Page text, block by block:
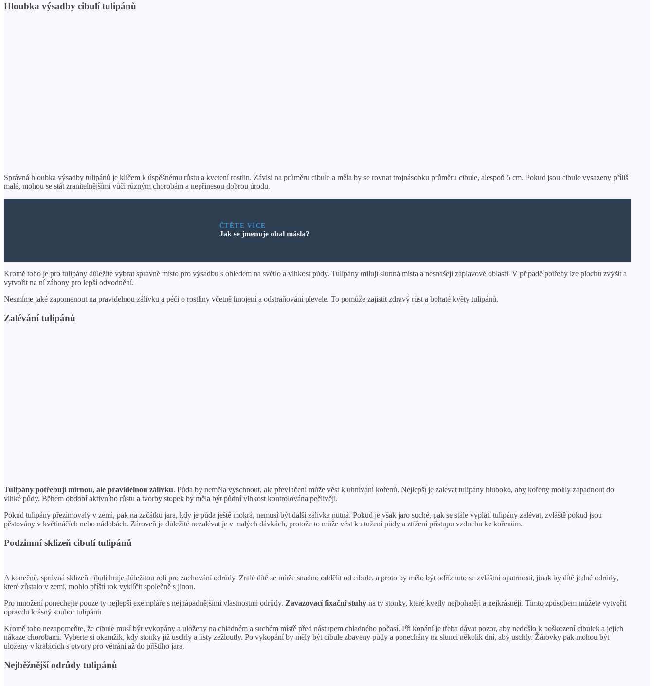
Hloubka výsadby cibulí tulipánů
Správná hloubka výsadby tulipánů je klíčem k úspěšnému růstu a kvetení rostlin. Závisí na průměru cibule a měla by se rovnat trojnásobku průměru cibule, alespoň 5 cm. Pokud jsou cibule vysazeny příliš
malé, mohou se stát zranitelnějšími vůči různým chorobám a nepřinesou dobrou úrodu.
ČTĚTE VÍCE
Jak se jmenuje obal másla?
Kromě toho je pro tulipány důležité vybrat správné místo pro výsadbu s ohledem na světlo a vlhkost půdy. Tulipány milují slunná místa a nesnášejí záplavové oblasti. V případě potřeby lze plochu zvýšit a
vytvořit na ní záhony pro lepší odvodnění.
Nesmíme také zapomenout na pravidelnou zálivku a péči o rostliny včetně hnojení a odstraňování plevele. To pomůže zajistit zdravý růst a bohaté květy tulipánů.
Zalévání tulipánů
Tulipány potřebují mírnou, ale pravidelnou zálivku. Půda by neměla vyschnout, ale převlhčení může vést k uhnívání kořenů. Nejlepší je zalévat tulipány hluboko, aby kořeny mohly zapadnout do
vlhké půdy. Během období aktivního růstu a tvorby stopek by měla být půdní vlhkost kontrolována pečlivěji.
Pokud tulipány přezimovaly v zemi, pak na začátku jara, kdy je půda ještě mokrá, nemusí být další zálivka nutná. Pokud je však jaro suché, pak se stále vyplatí tulipány zalévat, zvláště pokud jsou
pěstovány v květináčích nebo nádobách. Zároveň je důležité nezalévat je v malých dávkách, protože to může vést k utužení půdy a ztížení přístupu vzduchu ke kořenům.
Podzimní sklizeň cibulí tulipánů
A konečně, správná sklizeň cibulí hraje důležitou roli pro zachování odrůdy. Zralé dítě se může snadno oddělit od cibule, a proto by mělo být odříznuto se zvláštní opatrností, jinak by dítě jedné odrůdy,
které zůstalo v zemi, mohlo příští rok vyklíčit společně s jinou.
Pro množení ponechejte pouze ty nejlepší exempláře s nejnápadnějšími vlastnostmi odrůdy. Zavazovací fixační stuhy na ty stonky, které kvetly nejbohatěji a nejkrásněji. Tímto způsobem můžete vytvořit
opravdu krásný soubor tulipánů.
Kromě toho nezapomeňte, že cibule musí být vykopány a uloženy na chladném a suchém místě před nástupem chladného počasí. Při kopání je třeba dávat pozor, aby nedošlo k poškození cibulek a jejich
nákaze chorobami. Vyberte si okamžik, kdy stonky již uschly a listy zežloutly. Po vykopání by měly být cibule zbaveny půdy a ponechány na slunci několik dní, aby uschly. Žárovky pak mohou být
uloženy v krabicích s otvory pro větrání až do příštího jara.
Nejběžnější odrůdy tulipánů